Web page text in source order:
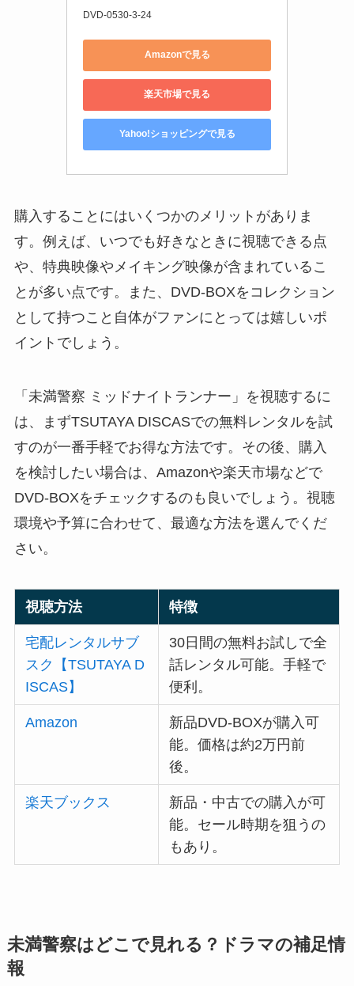
DVD-0530-3-24
Amazonで見る
楽天市場で見る
Yahoo!ショッピングで見る
購入することにはいくつかのメリットがありま
す。例えば、いつでも好きなときに視聴できる点
や、特典映像やメイキング映像が含まれているこ
とが多い点です。また、DVD-BOXをコレクション
として持つこと自体がファンにとっては嬉しいポ
イントでしょう。
「未満警察 ミッドナイトランナー」を視聴するに
は、まずTSUTAYA DISCASでの無料レンタルを試
すのが一番手軽でお得な方法です。その後、購入
を検討したい場合は、Amazonや楽天市場などで
DVD-BOXをチェックするのも良いでしょう。視聴
環境や予算に合わせて、最適な方法を選んでくだ
さい。
視聴方法 特徴
宅配レンタルサブ
スク【TSUTAYA D
ISCAS】
30日間の無料お試しで全
話レンタル可能。手軽で
便利。
Amazon
新品DVD-BOXが購入可
能。価格は約2万円前
後。
楽天ブックス
新品・中古での購入が可
能。セール時期を狙うの
もあり。
未満警察はどこで見れる？ドラマの補足情
報